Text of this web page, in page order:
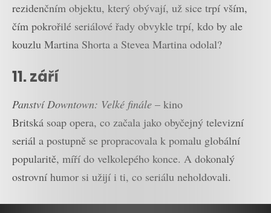
rezidenčním objektu, který obývají, už sice trpí vším,
čím pokrořilé seriálové řady obvykle trpí, kdo by ale
kouzlu Martina Shorta a Stevea Martina odolal?
11. září
Panství Downtown: Velké finále – kino
Britská soap opera, co začala jako obyčejný televizní
seriál a postupně se propracovala k pomalu globální
popularitě, míří do velkolepého konce. A dokonalý
ostrovní humor si užijí i ti, co seriálu neholdovali.